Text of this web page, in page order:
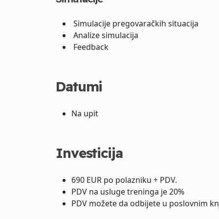
Simulacije pregovaračkih situacija
Analize simulacija
Feedback
Datumi
Na upit
Investicija
690 EUR po polazniku + PDV.
PDV na usluge treninga je 20%
PDV možete da odbijete u poslovnim